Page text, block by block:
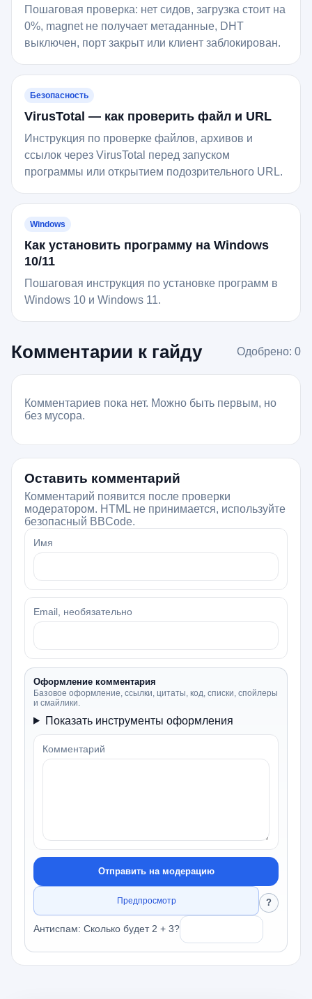
Пошаговая проверка: нет сидов, загрузка стоит на
0%, magnet не получает метаданные, DHT
выключен, порт закрыт или клиент заблокирован.
Безопасность
VirusTotal — как проверить файл и URL
Инструкция по проверке файлов, архивов и
ссылок через VirusTotal перед запуском
программы или открытием подозрительного URL.
Windows
Как установить программу на Windows
10/11
Пошаговая инструкция по установке программ в
Windows 10 и Windows 11.
Комментарии к гайду Одобрено: 0
Комментариев пока нет. Можно быть первым, но
без мусора.
Оставить комментарий
Комментарий появится после проверки
модератором. HTML не принимается, используйте
безопасный BBCode.
Имя
Email, необязательно
Оформление комментария
Базовое оформление, ссылки, цитаты, код, списки, спойлеры
и смайлики.
Показать инструменты оформления
Комментарий
Отправить на модерацию
Предпросмотр ?
Антиспам: Сколько будет 2 + 3?